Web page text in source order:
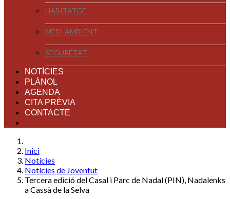
HABITATGE
MEDI AMBIENT
SEGURETAT
NOTÍCIES
PLÀNOL
AGENDA
CITA PRÈVIA
CONTACTE
Inici
Notícies
Notícies de Joventut
Tercera edició del Casal i Parc de Nadal (PIN), Nadalenks
a Cassà de la Selva